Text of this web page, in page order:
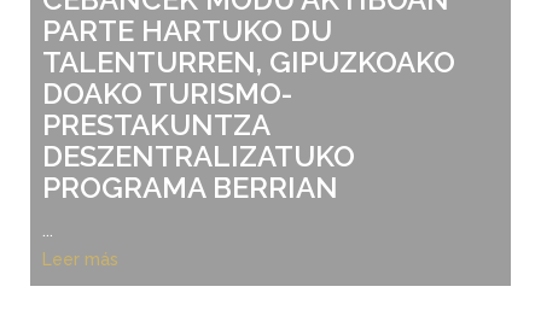
PARTE HARTUKO DU
TALENTURREN, GIPUZKOAKO
DOAKO TURISMO-
PRESTAKUNTZA
DESZENTRALIZATUKO
PROGRAMA BERRIAN
Leer más